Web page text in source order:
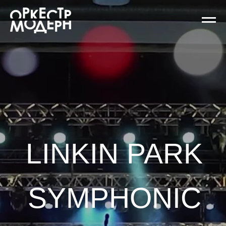
LINKIN PARK
SYMPHONIC
симфоническое шоу Оркестра
«Модерн»
27 февраля 19:00